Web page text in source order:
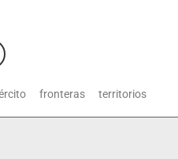
fronteras territorios